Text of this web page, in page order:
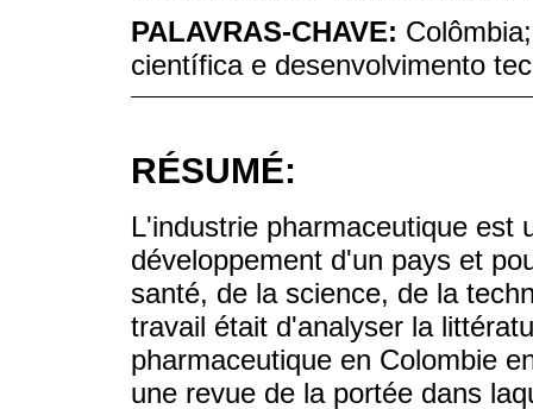
PALAVRAS-CHAVE:
científica e desenvolvimento
RÉSUMÉ:
L'industrie pharmaceutique est
développement d'un pays et
santé, de la science, de la
travail était d'analyser la
pharmaceutique en Colombie
une revue de la portée dans